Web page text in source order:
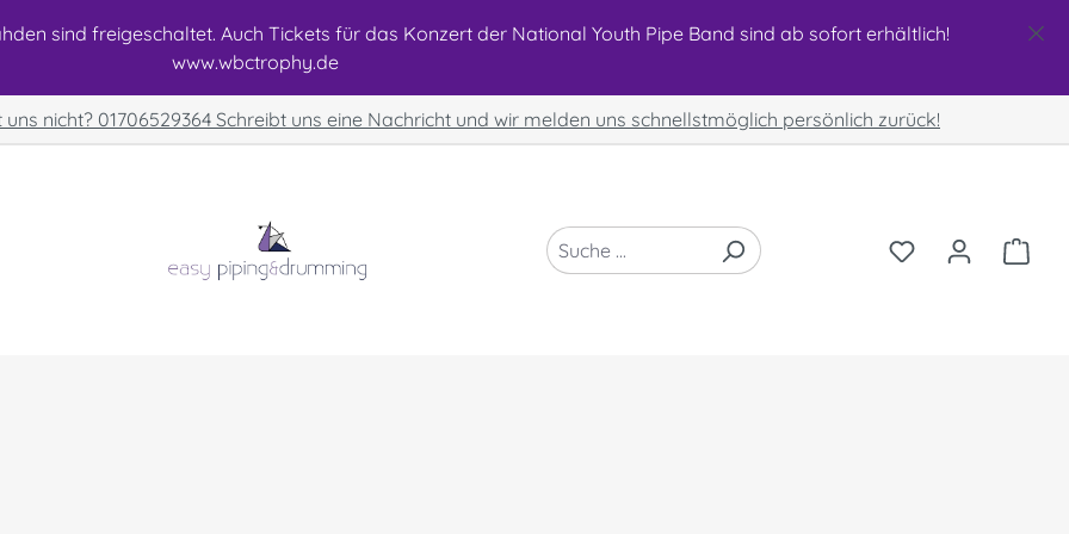
sind freigeschaltet. Auch Tickets für das Konzert der National Youth Pipe Band sind ab sofort erhältlich!
www.wbctrophy.de
uns nicht? 01706529364 Schreibt uns eine Nachricht und wir melden uns schnellstmöglich persönlich zurück!